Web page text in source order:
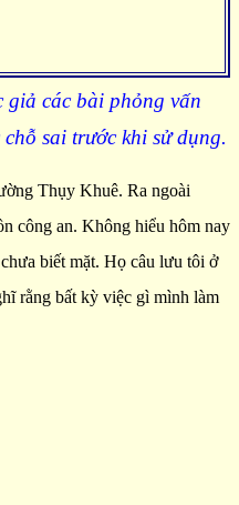
giả các bài phỏng vấn
sai trước khi sử dụng.
Thụy Khuê. Ra ngoài
công an. Không hiểu hôm nay
biết mặt. Họ câu lưu tôi ở
rằng bất kỳ việc gì mình làm